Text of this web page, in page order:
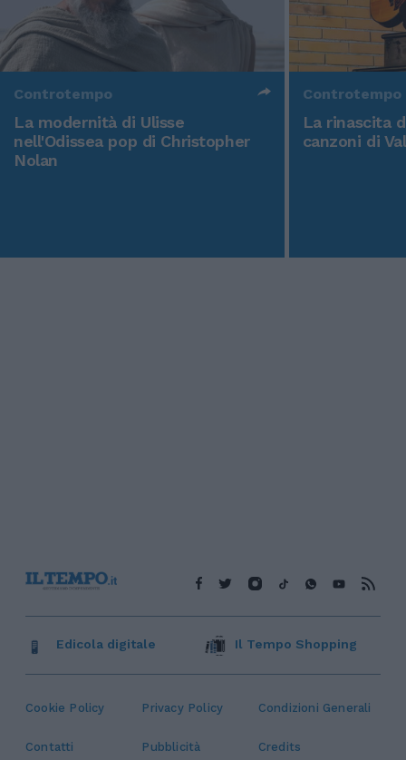
Controtempo
La modernità di Ulisse
nell'Odissea pop di Christopher
Nolan
Controtempo
La rinascita
canzoni di
Cookie Policy Privacy Policy Condizioni Generali
Contatti Pubblicità Credits
Edicola digitale Il Tempo Shopping